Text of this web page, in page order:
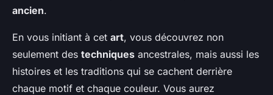
ancien.
En vous initiant à cet art, vous découvrez non
seulement des techniques ancestrales, mais aussi les
histoires et les traditions qui se cachent derrière
chaque motif et chaque couleur. Vous aurez